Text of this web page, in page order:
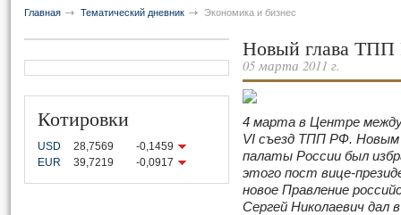
Главная Тематический дневник Экономика и бизнес
Котировки
USD 28,7569
-0,1459
EUR
39,7219 -0,0917
Новый глава ТПП
05 марта 2011 г.
4 марта в Центре
VI съезд ТПП РФ. Новым
палаты России был
этого пост вице-
новое Правление
Сергей Николаевич дал